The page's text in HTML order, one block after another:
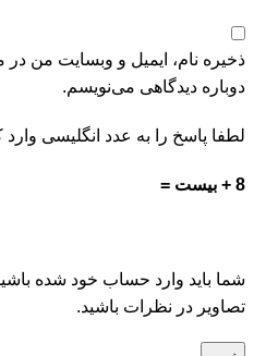
ذخیره نام، ایمیل و وبسایت من
دوباره دیدگاهی می‌نویسم.
لطفا پاسخ را به عدد انگلیسی وارد
8 + بیست =
شما باید وارد حساب خود شده
تصاویر در نظرات باشید.